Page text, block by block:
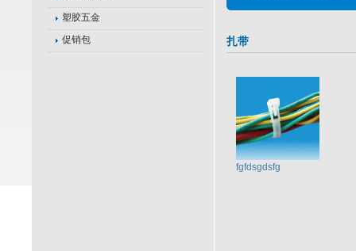
塑胶五金
促销包
扎带
fgfdsgdsfg